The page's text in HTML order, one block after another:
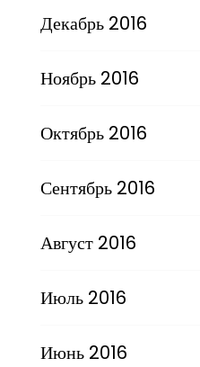
Декабрь 2016
Ноябрь 2016
Октябрь 2016
Сентябрь 2016
Август 2016
Июль 2016
Июнь 2016